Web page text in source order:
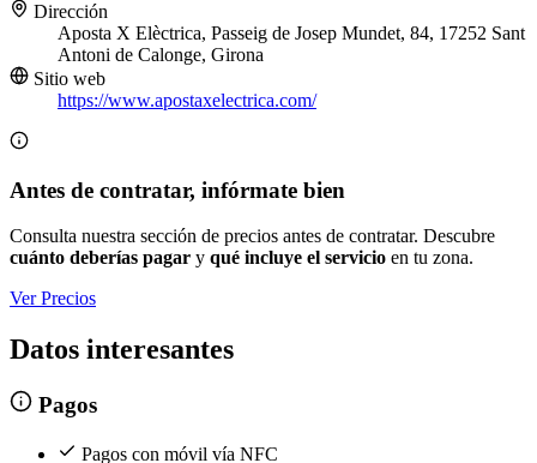
Dirección
Aposta X Elèctrica, Passeig de Josep Mundet, 84, 17252 Sant
Antoni de Calonge, Girona
Sitio web
https://www.apostaxelectrica.com/
Antes de contratar, infórmate bien
Consulta nuestra sección de precios antes de contratar. Descubre
cuánto deberías pagar y qué incluye el servicio en tu zona.
Ver Precios
Datos interesantes
Pagos
Pagos con móvil vía NFC